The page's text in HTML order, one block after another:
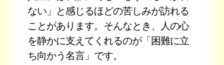
ない」と感じるほどの苦しみが訪れる
ことがあります。そんなとき、人の心
を静かに支えてくれるのが「困難に立
ち向かう名言」です。